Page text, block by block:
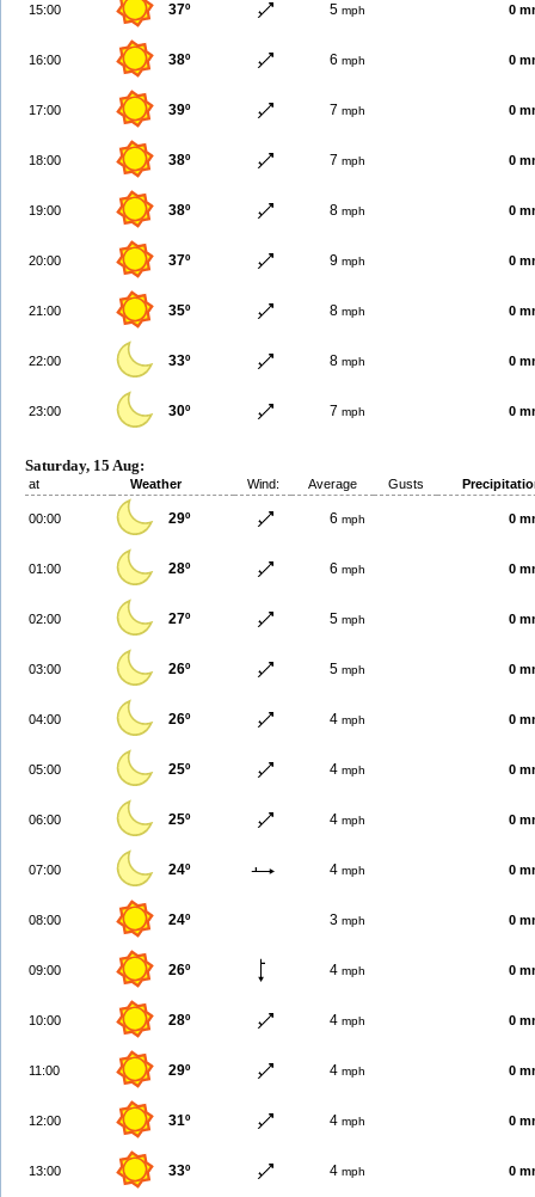
15:00 37º 5 mph 0
16:00 38º 6 mph 0
17:00 39º 7 mph 0
18:00 38º 7 mph 0
19:00 38º 8 mph 0
20:00 37º 9 mph 0
21:00 35º 8 mph 0
22:00 33º 8 mph 0
23:00 30º 7 mph 0
Saturday, 15 Aug:
at Weather Wind: Average Gusts
00:00 29º 6 mph 0
01:00 28º 6 mph 0
02:00 27º 5 mph 0
03:00 26º 5 mph 0
04:00 26º 4 mph 0
05:00 25º 4 mph 0
06:00 25º 4 mph 0
07:00 24º 4 mph 0
08:00 24º 3 mph 0
09:00 26º 4 mph 0
10:00 28º 4 mph 0
11:00 29º 4 mph 0
12:00 31º 4 mph 0
13:00 33º 4 mph 0